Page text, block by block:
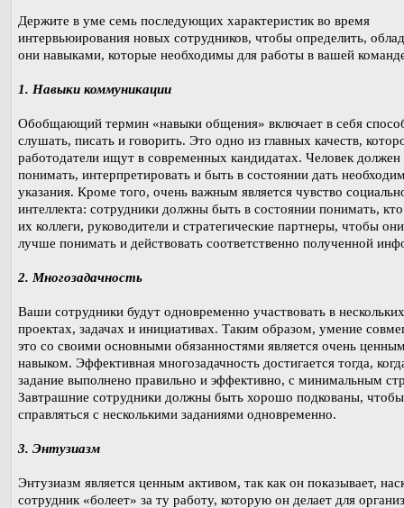
Держите в уме семь последующих характеристик во время
интервьюирования новых сотрудников, чтобы определить,
они навыками, которые необходимы для работы в вашей
1. Навыки коммуникации
Обобщающий термин «навыки общения» включает в себя
слушать, писать и говорить. Это одно из главных качеств,
работодатели ищут в современных кандидатах. Человек должен
понимать, интерпретировать и быть в состоянии дать
указания. Кроме того, очень важным является чувство
интеллекта: сотрудники должны быть в состоянии понимать,
их коллеги, руководители и стратегические партнеры, чтобы
лучше понимать и действовать соответственно полученной
2. Многозадачность
Ваши сотрудники будут одновременно участвовать в нескольких
проектах, задачах и инициативах. Таким образом, умение
это со своими основными обязанностями является очень
навыком. Эффективная многозадачность достигается тогда,
задание выполнено правильно и эффективно, с минимальным
Завтрашние сотрудники должны быть хорошо подкованы, чтобы
справляться с несколькими заданиями одновременно.
3. Энтузиазм
Энтузиазм является ценным активом, так как он показывает,
сотрудник «болеет» за ту работу, которую он делает для